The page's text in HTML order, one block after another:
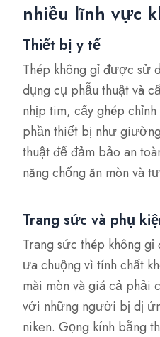
nhiều lĩnh vực
Thiết bị y tế
Thép không gỉ được sử
dụng cụ phẫu thuật và
nhịp tim, cấy ghép
phần thiết bị như
thuật để đảm bảo an
năng chống ăn mòn và
Trang sức và phụ
Trang sức thép không
ưa chuộng vì tính chất
mài mòn và giá cả phải
với những người bị dị
niken. Gọng kính bằng